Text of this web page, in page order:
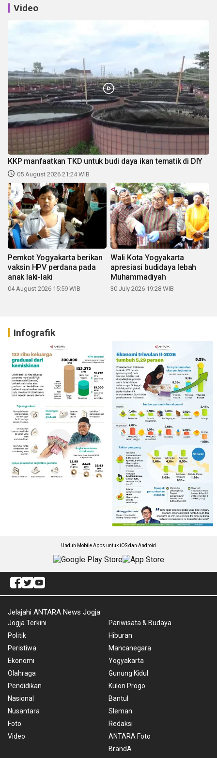
Video
KKP manfaatkan TKD untuk budi daya ikan tematik di DIY
05 August 2026 21:24 WIB
Pemkot Yogyakarta berikan
vaksin HPV perdana pada
anak laki-laki
04 August 2026 15:59 WIB
Wali Kota Yogyakarta
apresiasi budidaya lebah
Muhammadiyah
30 July 2026 19:28 WIB
Infografik
Unduh Mobile Apps untuk iOS dan Android
Jelajahi ANTARA News Jogja
Jogja Terkini
Politik
Peristiwa
Ekonomi
Olahraga
Pendidikan
Nasional
Nusantara
Foto
Video
Pariwisata & Budaya
Hiburan
Mancanegara
Yogyakarta
Gunung Kidul
Kulon Progo
Bantul
Sleman
Redaksi
ANTARA Foto
BrandA